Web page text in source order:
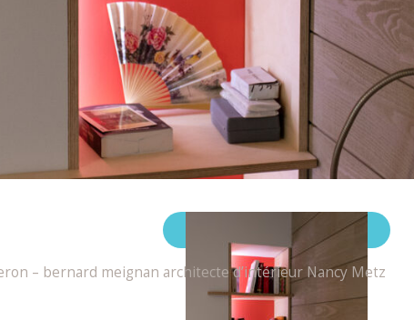
– bernard meignan architecte d’intérieur Nancy Metz